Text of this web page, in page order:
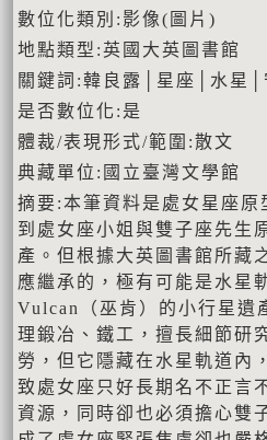
數位化類別:影像(圖片)
地點類型:英國大英圖書館
關鍵詞:韓良露│星座│水星
是否數位化:是
體裁/表現形式/範圍:散文
典藏單位:國立臺灣文學館
摘要:本筆資料是處女星座原
到處女座小姐與雙子座先生
產。但根據大英圖書館所藏
應繼承的，極有可能是水星
Vulcan（巫肯）的小行星遺
理鍛冶、鐵工，擅長細節研
勞，但它隱藏在水星軌道內
致處女座只好長期名不正言
資源，同時卻也必須擔心雙